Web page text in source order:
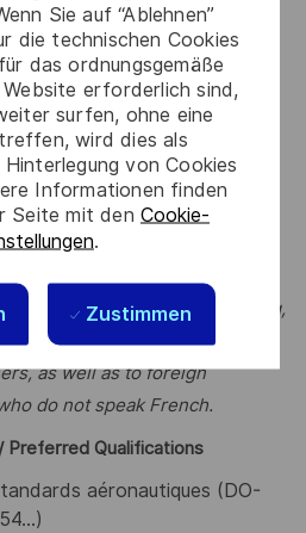
Sie auf “Ablehnen”
die technischen Cookies
das ordnungsgemäße
erforderlich sind,
surfen, ohne eine
wird dies als
von Cookies
Informationen finden
Seite mit den Cookie-
.
Zustimmen
in technical project
in planning and monitoring
and certification of
systems;
communication skills in
solving skills
command of English for
interacting with, supporting,
to international clients,
as well as to foreign
do not speak French.
Preferred Qualifications
aéronautiques (DO-